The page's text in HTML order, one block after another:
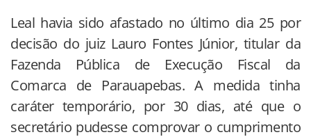
Leal havia sido afastado no último dia 25 por
decisão do juiz Lauro Fontes Júnior, titular da
Fazenda Pública de Execução Fiscal da
Comarca de Parauapebas. A medida tinha
caráter temporário, por 30 dias, até que o
secretário pudesse comprovar o cumprimento